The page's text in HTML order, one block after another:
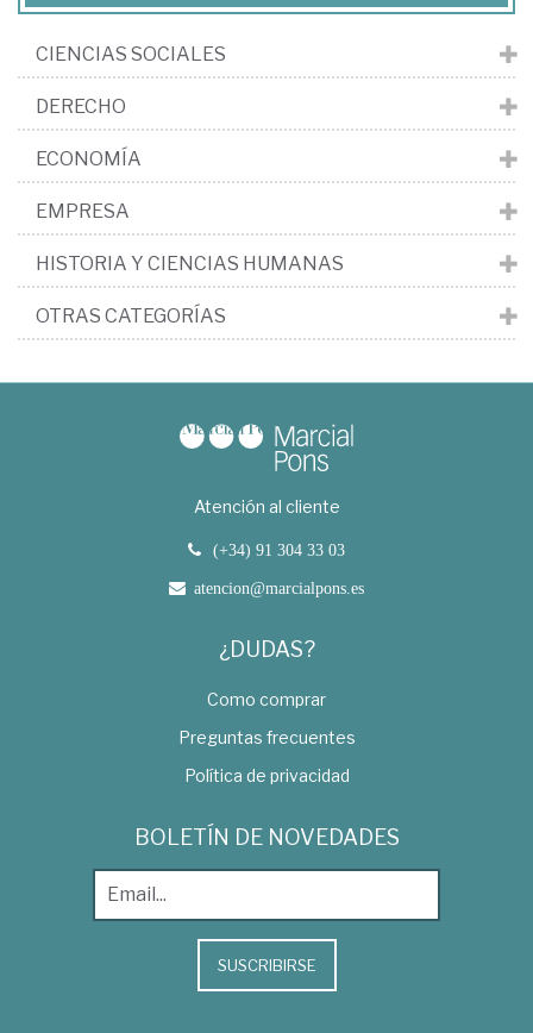
CIENCIAS SOCIALES
DERECHO
ECONOMÍA
EMPRESA
HISTORIA Y CIENCIAS HUMANAS
OTRAS CATEGORÍAS
Atención al cliente
(+34) 91 304 33 03
atencion@marcialpons.es
¿DUDAS?
Como comprar
Preguntas frecuentes
Política de privacidad
BOLETÍN DE NOVEDADES
SUSCRIBIRSE